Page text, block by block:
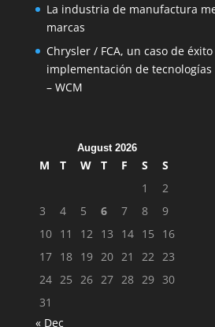
La industria de manufactura
marcas
Chrysler / FCA, un caso de
implementación de
– WCM
August 2026
M T W T F S
S
1
2
3
4 5 6 7 8
9
10 11 12 13 14 15
16
17 18 19 20 21 22 23
24 25 26 27 28 29 30
31
« Dec